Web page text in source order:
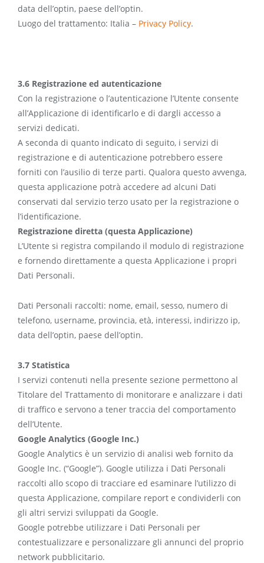
data dell’optin, paese dell’optin.
Luogo del trattamento: Italia – Privacy Policy.
3.6 Registrazione ed autenticazione
Con la registrazione o l’autenticazione l’Utente consente
all’Applicazione di identificarlo e di dargli accesso a
servizi dedicati.
A seconda di quanto indicato di seguito, i servizi di
registrazione e di autenticazione potrebbero essere
forniti con l’ausilio di terze parti. Qualora questo avvenga,
questa applicazione potrà accedere ad alcuni Dati
conservati dal servizio terzo usato per la registrazione o
l’identificazione.
Registrazione diretta (questa Applicazione)
L’Utente si registra compilando il modulo di registrazione
e fornendo direttamente a questa Applicazione i propri
Dati Personali.
Dati Personali raccolti: nome, email, sesso, numero di
telefono, username, provincia, età, interessi, indirizzo ip,
data dell’optin, paese dell’optin.
3.7 Statistica
I servizi contenuti nella presente sezione permettono al
Titolare del Trattamento di monitorare e analizzare i dati
di traffico e servono a tener traccia del comportamento
dell’Utente.
Google Analytics (Google Inc.)
Google Analytics è un servizio di analisi web fornito da
Google Inc. (“Google”). Google utilizza i Dati Personali
raccolti allo scopo di tracciare ed esaminare l’utilizzo di
questa Applicazione, compilare report e condividerli con
gli altri servizi sviluppati da Google.
Google potrebbe utilizzare i Dati Personali per
contestualizzare e personalizzare gli annunci del proprio
network pubblicitario.